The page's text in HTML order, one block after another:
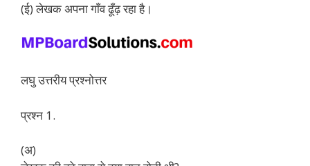
(ई) लेखक अपना गाँव ढूँढ़ रहा है।
लघु उत्तरीय प्रश्नोत्तर
प्रश्न 1.
(अ)